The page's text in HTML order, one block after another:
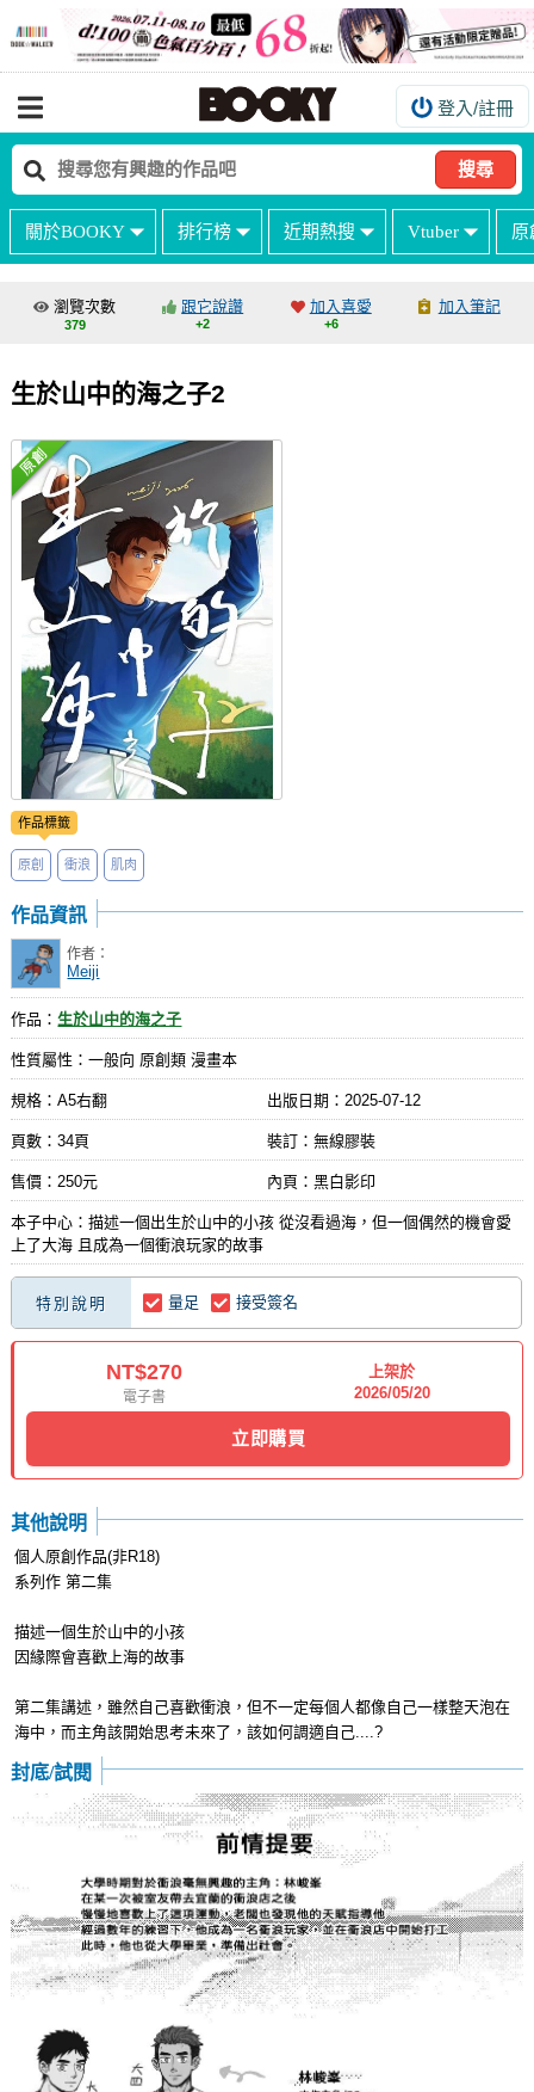
登入/註冊
搜尋
關於BOOKY 排行榜 近期熱搜 Vtuber 原
我的訂單
如何購買
海外購買說明
如何委託販售
客服中心
台灣同人誌中心
社團管理中心
登入BOOKY委託管理
瀏覽次數
379
跟它說讚
+2
加入喜愛
+6
加入筆記
生於山中的海之子2
作品標籤
原創 衝浪 肌肉
作品資訊
作者：
Meiji
作品：生於山中的海之子
性質屬性：一般向 原創類 漫畫本
規格：A5右翻 出版日期： 2025-07-12
頁數：34頁 裝訂：無線膠裝
售價：250元 內頁：黑白影印
本子中心：描述一個出生於山中的小孩 從沒看過海，但一個偶然的機會愛
上了大海 且成為一個衝浪玩家的故事
特別說明 量足 接受簽名
NT$270
電子書
上架於
2026/05/20
立即購買
其他說明
個人原創作品(非R18)
系列作 第二集
描述一個生於山中的小孩
因緣際會喜歡上海的故事
第二集講述，雖然自己喜歡衝浪，但不一定每個人都像自己一樣整天泡在
海中，而主角該開始思考未來了，該如何調適自己....?
封底/試閱